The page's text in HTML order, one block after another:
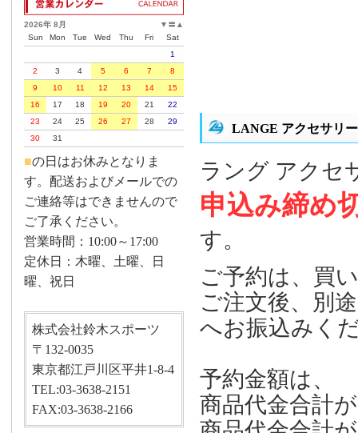
LANGE アクセサリ
ラング アクセ
申込み締め
す。
ご予約は、買
ご注文後、別
へお振込みく
予約金額は、
商品代金合計
▲
〓
▼
2026年 8月
Sun
Mon Tue Wed Thu Fri
Sat
1
2
3 4 5 6 7
8
9
10 11 12 13 14
15
16
17 18 19 20 21
22
23
24 25 26 27 28
29
30
31
■の日はお休みとなりま
す。配送およびメールでの
ご連絡等はできませんので
ご了承ください。
営業時間：10:00～17:00
定休日：木曜、土曜、日
曜、祝日
株式会社鈴木スポーツ
〒132-0035
東京都江戸川区平井1-8-4
TEL:03-3638-2151
FAX:03-3638-2166